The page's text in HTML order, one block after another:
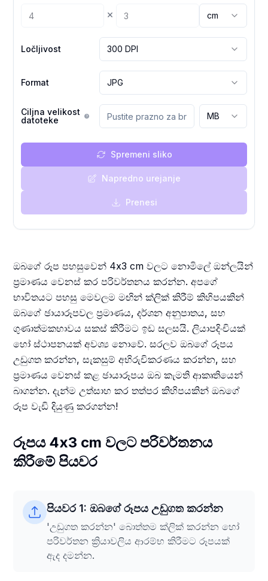
× cm
Ločljivost 300 DPI
Format JPG
Ciljna velikost
datoteke
MB
Spremeni sliko
Napredno urejanje
Prenesi
ඔබගේ රූප පහසුවෙන් 4x3 cm වලට නොමිලේ ඔන්ලයින්
ප්‍රමාණය වෙනස් කර පරිවර්තනය කරන්න. අපගේ
භාවිතයට පහසු මෙවලම මඟින් ක්ලික් කිරීම් කිහිපයකින්
ඔබගේ ඡායාරූපවල ප්‍රමාණය, දර්ශන අනුපාතය, සහ
ගුණාත්මකභාවය සකස් කිරීමට ඉඩ සලසයි. ලියාපදිංචියක්
හෝ ස්ථාපනයක් අවශ්‍ය නොවේ. සරලව ඔබගේ රූපය
උඩුගත කරන්න, සැකසුම් අභිරුචිකරණය කරන්න, සහ
ප්‍රමාණය වෙනස් කළ ඡායාරූපය ඔබ කැමති ආකෘතියෙන්
බාගන්න. දැන්ම උත්සාහ කර තත්පර කිහිපයකින් ඔබගේ
රූප වැඩි දියුණු කරගන්න!
රූපය 4x3 cm වලට පරිවර්තනය
කිරීමේ පියවර
පියවර 1: ඔබගේ රූපය උඩුගත කරන්න
'උඩුගත කරන්න' බොත්තම ක්ලික් කරන්න හෝ
පරිවර්තන ක්‍රියාවලිය ආරම්භ කිරීමට රූපයක්
ඇද දමන්න.